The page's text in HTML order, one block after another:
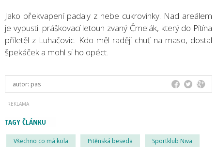
Jako překvapení padaly z nebe cukrovinky. Nad areálem
je vypustil práškovací letoun zvaný Čmelák, který do Pitína
přiletěl z Luhačovic. Kdo měl raději chuť na maso, dostal
špekáček a mohl si ho opéct.
autor: pas
TAGY ČLÁNKU
Všechno co má kola Pitěnská beseda Sportklub Niva